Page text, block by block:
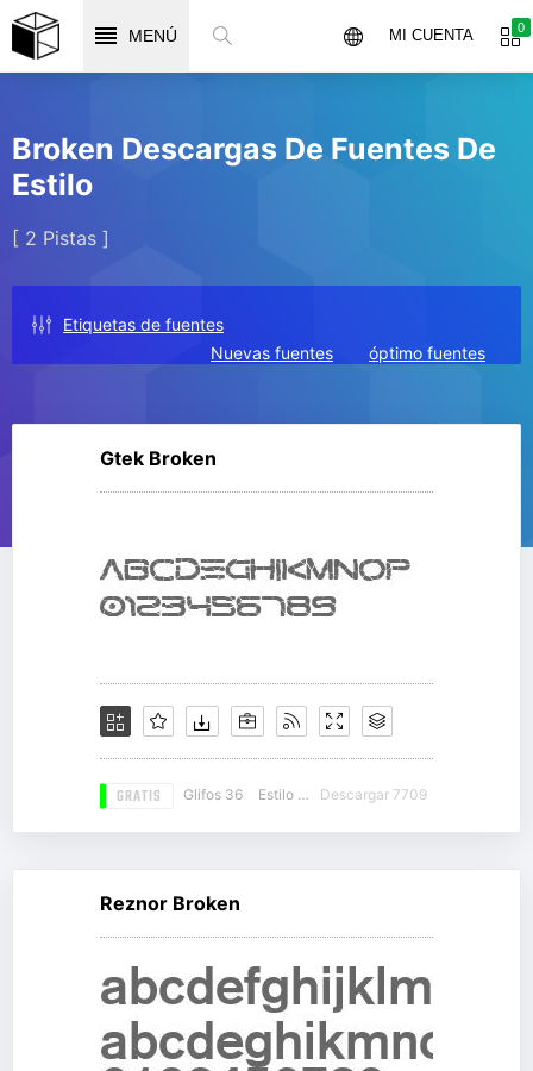
MENÚ 0
MI CUENTA
Broken Descargas De Fuentes De
Estilo
[ 2 Pistas ]
Etiquetas de fuentes
Nuevas fuentes
óptimo fuentes
Gtek Broken
GRATIS Glifos 36 Estilo 14 Descargar 7709
Reznor Broken